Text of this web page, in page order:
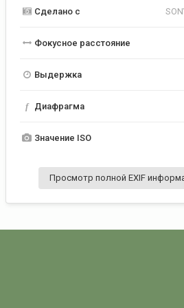
Сделано с
Фокусное расстояние
Выдержка
f Диафрагма
Значение ISO
Просмотр полной EXIF